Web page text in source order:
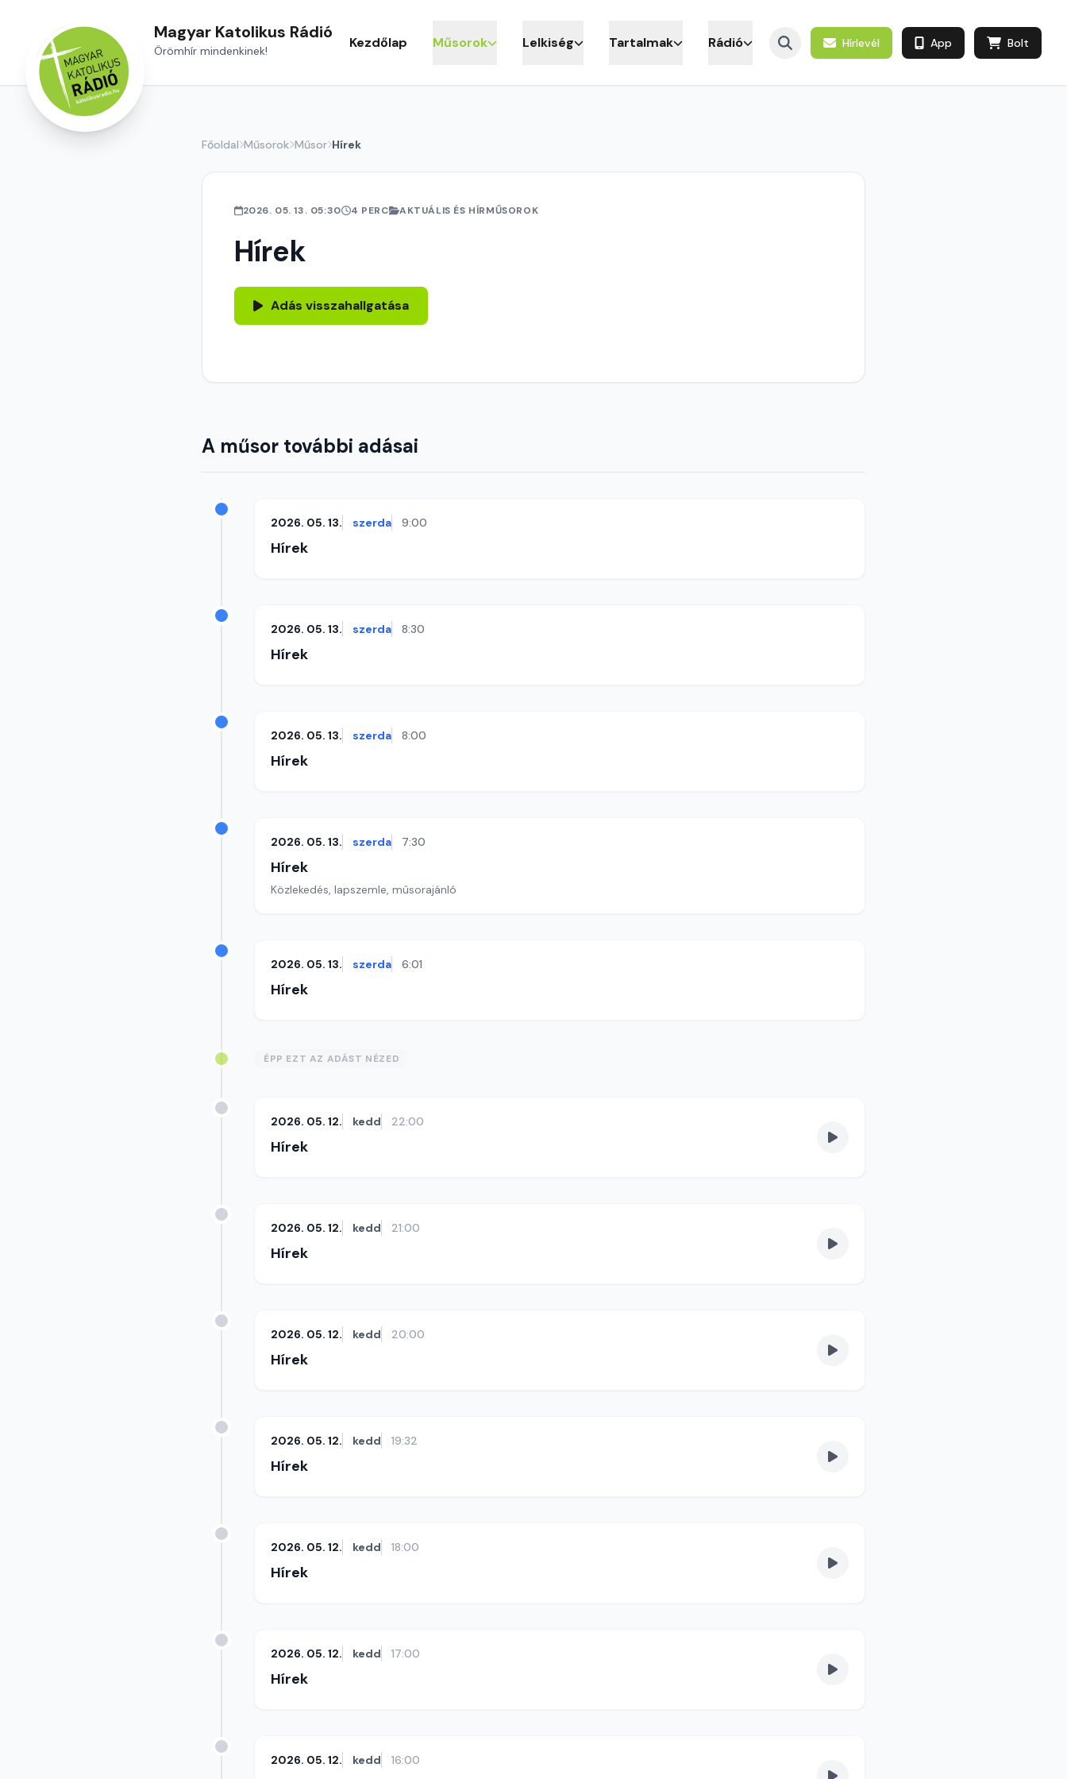
Magyar Katolikus Rádió
Örömhír mindenkinek! Kezdőlap Műsorok Lelkiség Tartalmak Rádió Hírlevél App Bolt
Főoldal Műsorok Műsor Hírek
2026. 05. 13. 05:30 4 PERC AKTUÁLIS ÉS HÍRMŰSOROK
Hírek
Adás visszahallgatása
A műsor további adásai
2026. 05. 13. szerda 9:00
Hírek
2026. 05. 13. szerda 8:30
Hírek
2026. 05. 13. szerda 8:00
Hírek
2026. 05. 13. szerda 7:30
Hírek
Közlekedés, lapszemle, műsorajánló
2026. 05. 13. szerda 6:01
Hírek
ÉPP EZT AZ ADÁST NÉZED
2026. 05. 12. kedd 22:00
Hírek
2026. 05. 12. kedd 21:00
Hírek
2026. 05. 12. kedd 20:00
Hírek
2026. 05. 12. kedd 19:32
Hírek
2026. 05. 12. kedd 18:00
Hírek
2026. 05. 12. kedd 17:00
Hírek
2026. 05. 12. kedd 16:00